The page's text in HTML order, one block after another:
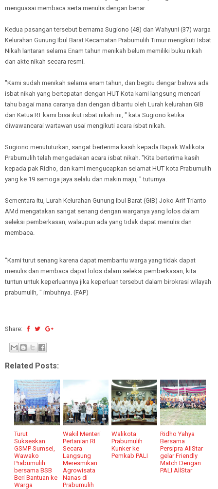
menguasai membaca serta menulis dengan benar.
Kedua pasangan tersebut bernama Sugiono (48) dan Wahyuni (37) warga
Kelurahan Gunung Ibul Barat Kecamatan Prabumulih Timur mengikuti Isbat
Nikah lantaran selama Enam tahun menikah belum memiliki buku nikah
dan akte nikah secara resmi.
"Kami sudah menikah selama enam tahun, dan begitu dengar bahwa ada
isbat nikah yang bertepatan dengan HUT Kota kami langsung mencari
tahu bagai mana caranya dan dengan dibantu oleh Lurah kelurahan GIB
dan Ketua RT kami bisa ikut isbat nikah ini, " kata Sugiono ketika
diwawancarai wartawan usai mengikuti acara isbat nikah.
Sugiono menututurkan, sangat berterima kasih kepada Bapak Walikota
Prabumulih telah mengadakan acara isbat nikah. "Kita berterima kasih
kepada pak Ridho, dan kami mengucapkan selamat HUT kota Prabumulih
yang ke 19 semoga jaya selalu dan makin maju, " tuturnya.
Sementara itu, Lurah Kelurahan Gunung Ibul Barat (GIB) Joko Arif Trianto
AMd mengatakan sangat senang dengan warganya yang lolos dalam
seleksi pemberkasan, walaupun ada yang tidak dapat menulis dan
membaca.
"Kami turut senang karena dapat membantu warga yang tidak dapat
menulis dan membaca dapat lolos dalam seleksi pemberkasan, kita
tuntun untuk keperluannya jika keperluan tersebut dalam birokrasi wilayah
prabumulih, " imbuhnya. (FAP)
Share:
Related Posts:
Turut
Sukseskan
GSMP Sumsel,
Wawako
Prabumulih
bersama BSB
Beri Bantuan ke
Warga
Wakil Menteri
Pertanian RI
Secara
Langsung
Meresmikan
Agrowisata
Nanas di
Prabumulih
Walikota
Prabumulih
Kunker ke
Pemkab PALI
Ridho Yahya
Bersama
Persipra AllStar
gelar Friendly
Match Dengan
PALI AllStar